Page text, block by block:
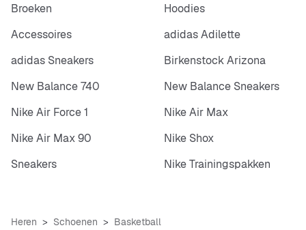
Broeken
Hoodies
Accessoires
adidas Adilette
adidas Sneakers
Birkenstock Arizona
New Balance 740
New Balance Sneakers
Nike Air Force 1
Nike Air Max
Nike Air Max 90
Nike Shox
Sneakers
Nike Trainingspakken
Heren Schoenen Basketball